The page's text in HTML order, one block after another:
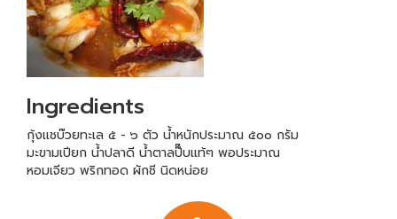
Ingredients
กุ้งแชบ๊วยทะเล ๕ - ๖ ตัว น้ำหนักประมาณ ๕๐๐ กรัม
มะขามเปียก น้ำปลาดี น้ำตาลป๊๊บแท้ๆ พอประมาณ
หอมเจียว พริกทอด ผักชี นิดหน่อย